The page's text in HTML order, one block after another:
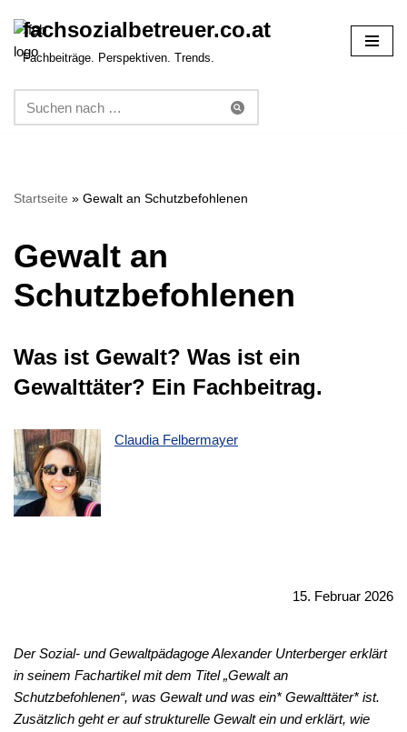
Zum
springen
fachsozialbetreuer.co.at
Fachbeiträge. Perspektiven. Trends.
Startseite » Gewalt an Schutzbefohlenen
Gewalt an
Schutzbefohlenen
Was ist Gewalt? Was ist ein
Gewalttäter? Ein Fachbeitrag.
Claudia Felbermayer
15. Februar 2026
Der Sozial- und Gewaltpädagoge Alexander Unterberger erklärt
in seinem Fachartikel mit dem Titel „Gewalt an
Schutzbefohlenen“, was Gewalt und was ein* Gewalttäter* ist.
Zusätzlich geht er auf strukturelle Gewalt ein und erklärt, wie